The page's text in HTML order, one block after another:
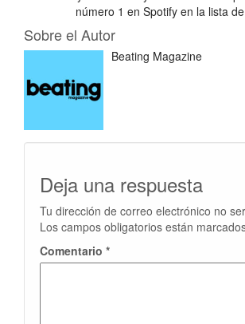
número 1 en Spotify en la lista
Sobre el Autor
Beating Magazine
Deja una respuesta
Tu dirección de correo electrónico no
Los campos obligatorios están
Comentario *